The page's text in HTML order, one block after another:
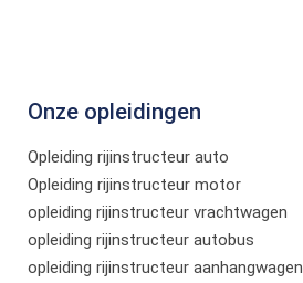
Onze opleidingen
Opleiding rijinstructeur auto
Opleiding rijinstructeur motor
opleiding rijinstructeur vrachtwagen
opleiding rijinstructeur autobus
opleiding rijinstructeur aanhangwagen